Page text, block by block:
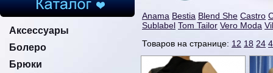
Аксессуары
Болеро
Брюки
Anama Bestia Blend She Castro
Sublabel Tom Tailor Vero Moda
Товаров на странице: 12 18 24